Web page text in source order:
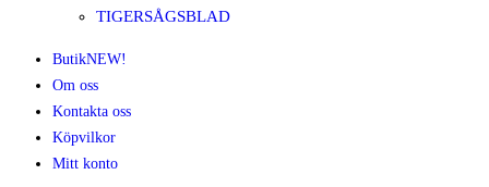
TIGERSÅGSBLAD
ButikNEW!
Om oss
Kontakta oss
Köpvilkor
Mitt konto